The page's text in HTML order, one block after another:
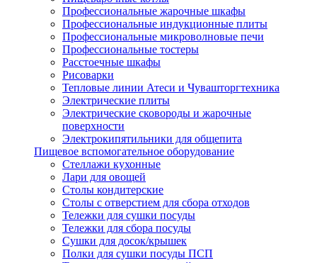
Профессиональные жарочные шкафы
Профессиональные индукционные плиты
Профессиональные микроволновые печи
Профессиональные тостеры
Расстоечные шкафы
Рисоварки
Тепловые линии Атеси и Чувашторгтехника
Электрические плиты
Электрические сковороды и жарочные
поверхности
Электрокипятильники для общепита
Пищевое вспомогательное оборудование
Стеллажи кухонные
Лари для овощей
Столы кондитерские
Столы с отверстием для сбора отходов
Тележки для сушки посуды
Тележки для сбора посуды
Сушки для досок/крышек
Полки для сушки посуды ПСП